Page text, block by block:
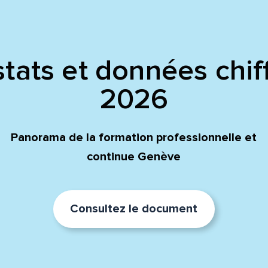
et données
2026
Panorama de la formation professionnelle et
continue Genève
Consultez le document